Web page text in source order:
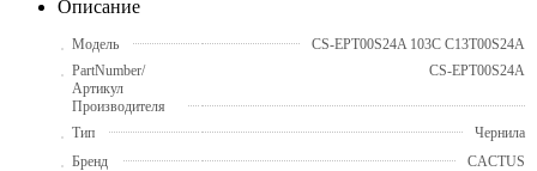
Описание
Модель
CS-EPT00S24A 103C C13T00S24A
PartNumber/
Артикул
Производителя
CS-EPT00S24A
Тип
Чернила
Бренд
CACTUS